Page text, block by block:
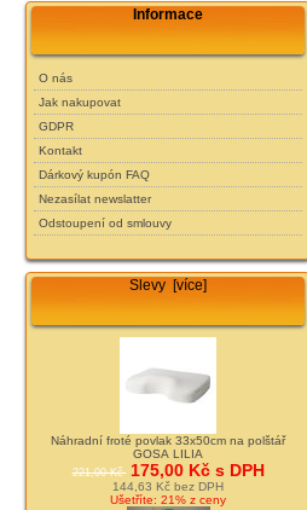
Informace
O nás
Jak nakupovat
GDPR
Kontakt
Dárkový kupón FAQ
Nezasílat newslatter
Odstoupení od smlouvy
Slevy [více]
Náhradní froté povlak 33x50cm na polštář
GOSA LILIA
221,00 Kč 175,00 Kč s DPH
144,63 Kč bez DPH
Ušetříte: 21% z ceny